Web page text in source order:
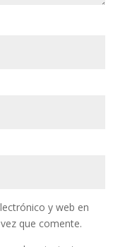
y web en
que comente.